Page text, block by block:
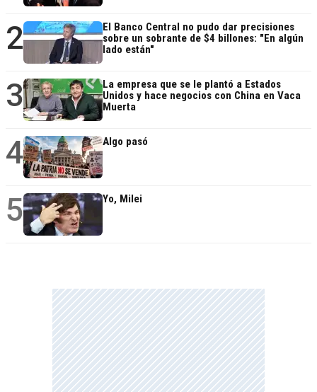
2
El Banco Central no pudo dar precisiones
sobre un sobrante de $4 billones: "En algún
lado están"
3
La empresa que se le plantó a Estados
Unidos y hace negocios con China en Vaca
Muerta
4 Algo pasó
5 Yo, Milei